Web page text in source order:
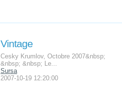
Vintage
Cesky Krumlov, Octobre 2007&nbsp;
&nbsp; &nbsp; Le...
Sursa
2007-10-19 12:20:00